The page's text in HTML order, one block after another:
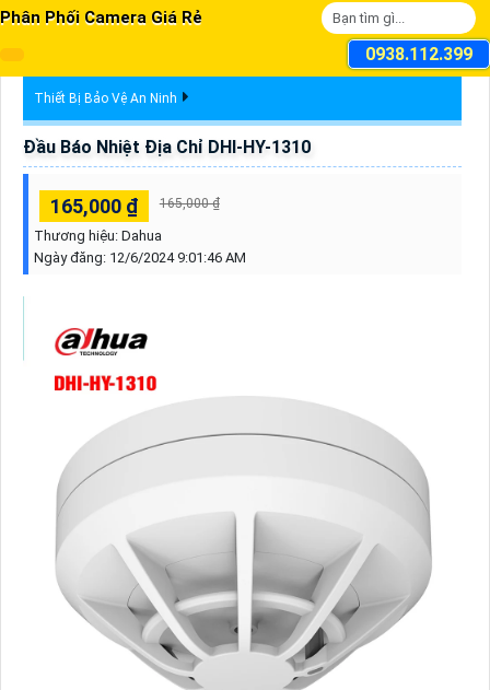
Phân Phối Camera Giá Rẻ
0938.112.399
Thiết Bị Bảo Vệ An Ninh
Đầu Báo Nhiệt Địa Chỉ DHI-HY-1310
165,000 ₫ 165,000 ₫
Thương hiệu: Dahua
Ngày đăng: 12/6/2024 9:01:46 AM